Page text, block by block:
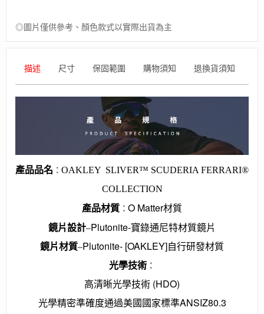
◎圖片僅供參考、顏色款式以實際出貨為主
描述 尺寸 保固範圍 購物須知 退換貨須知
產品品名 ： OAKLEY SLIVER™ SCUDERIA FERRARI®
COLLECTION
產品材質 ： O Matter材質
鏡片設計–Plutonite-寶錄通尼特材質鏡片
鏡片材質–Plutonite- [OAKLEY]自行研發材質
光學技術 ：
高清晰光學技術 (HDO)
光學精密準確度通過美國國家標準ANSIZ80.3